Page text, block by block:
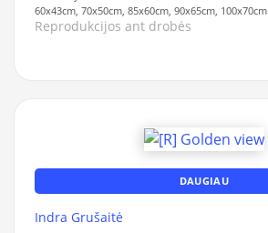
60x43cm, 70x50cm, 85x60cm, 90x65cm, 100x70cm
Reprodukcijos ant drobės
DAUGIAU
Indra Grušaitė